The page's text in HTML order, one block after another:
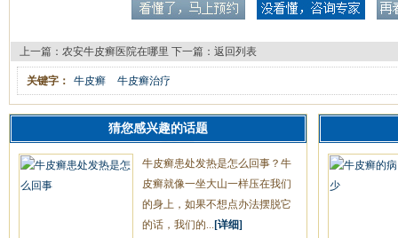
上一篇： 农安牛皮癣医院在哪里 下一篇： 返回列表
关键字： 牛皮癣 牛皮癣治疗
猜您感兴趣的话题
牛皮癣患处发热是怎么回事？牛
皮癣就像一坐大山一样压在我们
的身上，如果不想点办法摆脱它
的话，我们的... [详细]